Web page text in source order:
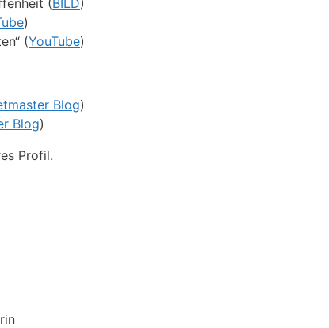
(BILD)
)
(YouTube)
Blog)
Blog)
Profil.